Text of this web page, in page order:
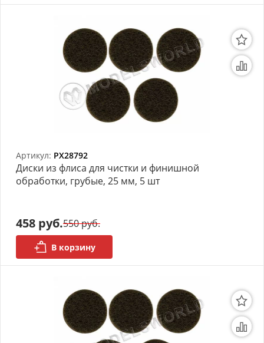
Артикул: PX28792
Диски из флиса для чистки и финишной
обработки, грубые, 25 мм, 5 шт
458 руб.550 руб.
В корзину